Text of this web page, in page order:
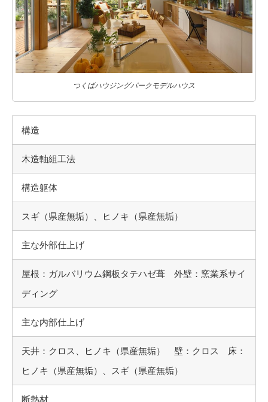
つくばハウジングパークモデルハウス
構造
木造軸組工法
構造躯体
スギ（県産無垢）、ヒノキ（県産無垢）
主な外部仕上げ
屋根：ガルバリウム鋼板タテハゼ葺 外壁：窯業系サイ
ディング
主な内部仕上げ
天井：クロス、ヒノキ（県産無垢） 壁：クロス 床：
ヒノキ（県産無垢）、スギ（県産無垢）
断熱材